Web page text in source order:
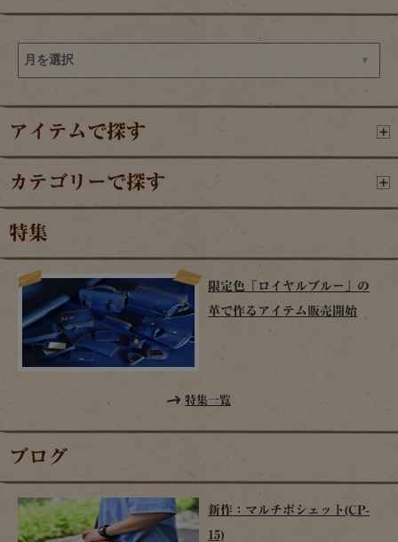
アイテムで探す
カテゴリーで探す
特集
限定色「ロイヤルブルー」の
革で作るアイテム販売開始
特集一覧
ブログ
新作：マルチポシェット(CP-
15)